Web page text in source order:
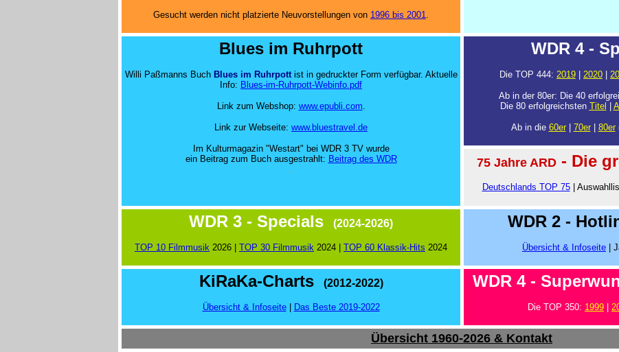
Gesucht werden nicht platzierte Neuvorstellungen von 1996 bis 2001.
Blues im Ruhrpott
Willi Paßmanns Buch Blues im Ruhrpottist in gedruckter Form verfügbar. Aktuelle
Info: Blues-im-Ruhrpott-Webinfo.pdf
Link zum Webshop: www.epubli.com.
Link zur Webseite: www.bluestravel.de
Im Kulturmagazin "Westart" bei WDR 3 TV wurde
ein Beitrag zum Buch ausgestrahlt: Beitrag des WDR
.
WDR 4 -
Die TOP 444: 2019 2020
Ab in der 80er: Die 40
Die 80 erfolgreichsten Titel
Ab in die 60er| 70er| 80er
75 Jahre ARD- Die
Deutschlands TOP 75|
WDR 3 - Specials (2024-2026)
TOP 10 Filmmusik 2026 | TOP 30 Filmmusik 2024 | TOP 60 Klassik-Hits 2024
WDR 2 -
Übersicht & Infoseite |
KiRaKa-Charts (2012-2022)
Übersicht & Infoseite|
Das Beste 2019-2022
WDR 4 -
Die TOP 350: 1999
Übersicht 1960-2026 & Kontakt